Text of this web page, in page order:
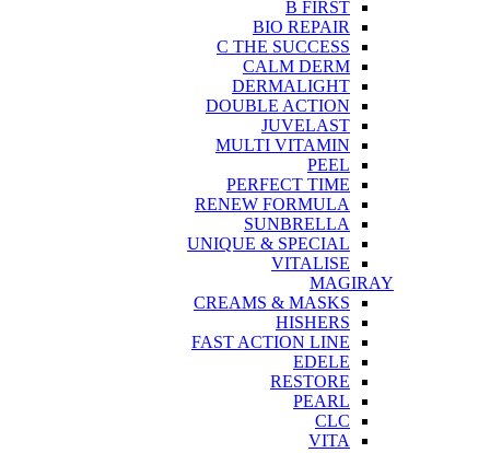
B FIRST
BIO REPAIR
C THE SUCCESS
CALM DERM
DERMALIGHT
DOUBLE ACTION
JUVELAST
MULTI VITAMIN
PEEL
PERFECT TIME
RENEW FORMULA
SUNBRELLA
UNIQUE & SPECIAL
VITALISE
MAGIRAY
CREAMS & MASKS
HISHERS
FAST ACTION LINE
EDELE
RESTORE
PEARL
CLC
VITA